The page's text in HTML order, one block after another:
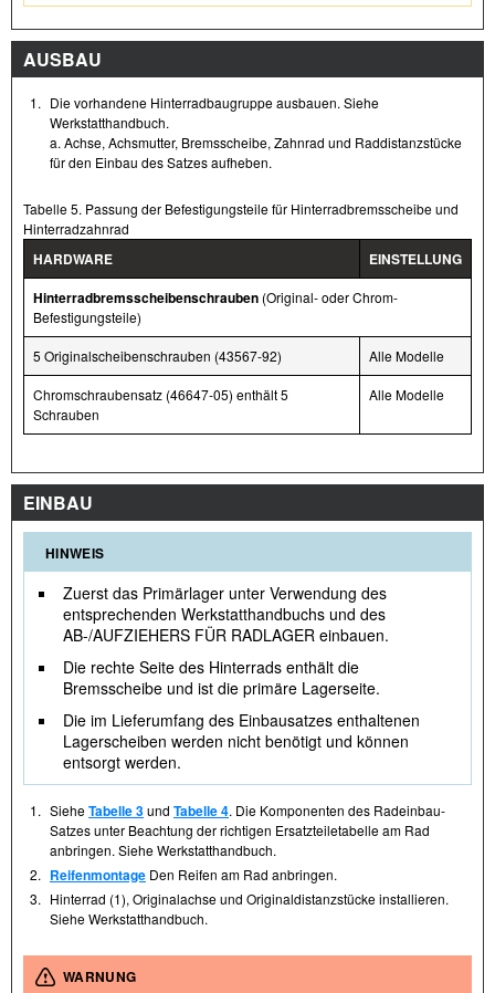
AUSBAU
1. Die vorhandene Hinterradbaugruppe ausbauen. Siehe
Werkstatthandbuch.
a. Achse, Achsmutter, Bremsscheibe, Zahnrad und Raddistanzstücke
für den Einbau des Satzes aufheben.
Tabelle 5. Passung der Befestigungsteile für Hinterradbremsscheibe und
Hinterradzahnrad
HARDWARE
EINSTELLUNG
Hinterradbremsscheibenschrauben (Original- oder Chrom-
Befestigungsteile)
5 Originalscheibenschrauben (43567-92) Alle Modelle
Chromschraubensatz (46647-05) enthält 5
Schrauben
Alle Modelle
EINBAU
HINWEIS
Zuerst das Primärlager unter Verwendung des
entsprechenden Werkstatthandbuchs und des
AB-/AUFZIEHERS FÜR RADLAGER einbauen.
Die rechte Seite des Hinterrads enthält die
Bremsscheibe und ist die primäre Lagerseite.
Die im Lieferumfang des Einbausatzes enthaltenen
Lagerscheiben werden nicht benötigt und können
entsorgt werden.
1. SieheTabelle 3und Tabelle 4. Die Komponenten des Radeinbau-
Satzes unter Beachtung der richtigen Ersatzteiletabelle am Rad
anbringen. Siehe Werkstatthandbuch.
2. Reifenmontage Den Reifen am Rad anbringen.
3. Hinterrad (1), Originalachse und Originaldistanzstücke installieren.
Siehe Werkstatthandbuch.
WARNUNG